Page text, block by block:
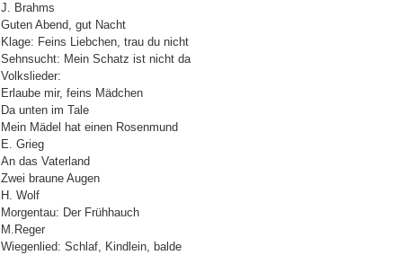
J. Brahms
Guten Abend, gut Nacht
Klage: Feins Liebchen, trau du nicht
Sehnsucht: Mein Schatz ist nicht da
Volkslieder:
Erlaube mir, feins Mädchen
Da unten im Tale
Mein Mädel hat einen Rosenmund
E. Grieg
An das Vaterland
Zwei braune Augen
H. Wolf
Morgentau: Der Frühhauch
M.Reger
Wiegenlied: Schlaf, Kindlein, balde